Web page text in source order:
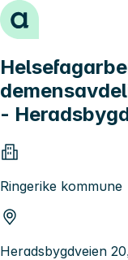
Hopp til innhold
-
Ringerike kommune
Heradsbygdveien